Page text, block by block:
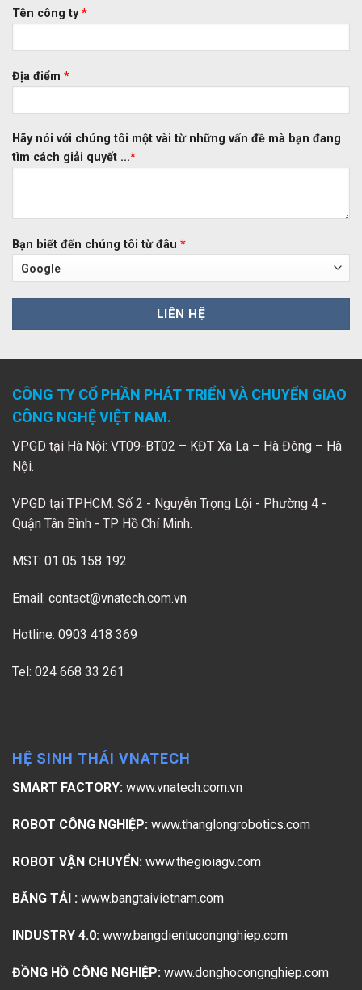
Tên công ty*
Địa điểm *
Hãy nói với chúng tôi một vài từ những vấn đề mà bạn đang
tìm cách giải quyết ...*
Bạn biết đến chúng tôi từ đâu *
CÔNG TY CỔ PHẦN PHÁT TRIỂN VÀ CHUYỂN GIAO
CÔNG NGHỆ VIỆT NAM.
VPGD tại Hà Nội: VT09-BT02 – KĐT Xa La – Hà Đông – Hà
Nội.
VPGD tại TPHCM: Số 2 - Nguyễn Trọng Lội - Phường 4 -
Quận Tân Bình - TP Hồ Chí Minh.
MST: 01 05 158 192
Email: contact@vnatech.com.vn
Hotline: 0903 418 369
Tel: 024 668 33 261
HỆ SINH THÁI VNATECH
SMART FACTORY: www.vnatech.com.vn
ROBOT CÔNG NGHIỆP: www.thanglongrobotics.com
ROBOT VẬN CHUYỂN: www.thegioiagv.com
BĂNG TẢI : www.bangtaivietnam.com
INDUSTRY 4.0: www.bangdientucongnghiep.com
ĐỒNG HỒ CÔNG NGHIỆP: www.donghocongnghiep.com